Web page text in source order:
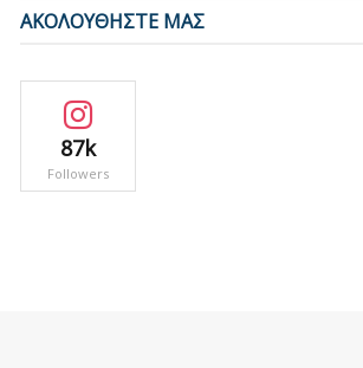
ΑΚΟΛΟΥΘΗΣΤΕ ΜΑΣ
87k
Followers